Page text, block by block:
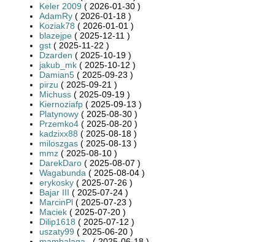
Keler 2009 ( 2026-01-30 )
AdamRy ( 2026-01-18 )
Koziak78 ( 2026-01-01 )
blazejpe ( 2025-12-11 )
gst ( 2025-11-22 )
Dzarden ( 2025-10-19 )
jakub_mk ( 2025-10-12 )
Damian5 ( 2025-09-23 )
pirzu ( 2025-09-21 )
Michuss ( 2025-09-19 )
Kiernoziafp ( 2025-09-13 )
Platynowy ( 2025-08-30 )
Przemko4 ( 2025-08-20 )
kadzixx88 ( 2025-08-18 )
miloszgas ( 2025-08-13 )
mmz ( 2025-08-10 )
DarekDaro ( 2025-08-07 )
Wagabunda ( 2025-08-04 )
erykosky ( 2025-07-26 )
Bajar III ( 2025-07-24 )
MarcinPl ( 2025-07-23 )
Maciek ( 2025-07-20 )
Dilip1618 ( 2025-07-12 )
uszaty99 ( 2025-06-20 )